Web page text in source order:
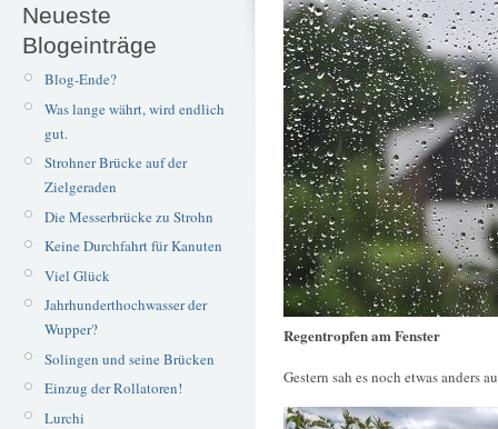
Neueste
Blogeinträge
Blog-Ende?
Was lange währt, wird endlich
gut.
Strohner Brücke auf der
Zielgeraden
Die Messerbrücke zu Strohn
Keine Durchfahrt für Kanuten
Viel Glück
Jahrhunderthochwasser der
Wupper?
Solingen und seine Brücken
Einzug der Rollatoren!
Lurchi
Regentropfen am Fenster
Gestern sah es noch etwas anders